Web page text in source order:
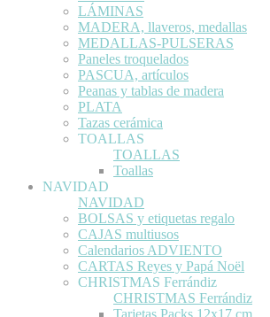
LÁMINAS
MADERA, llaveros, medallas
MEDALLAS-PULSERAS
Paneles troquelados
PASCUA, artículos
Peanas y tablas de madera
PLATA
Tazas cerámica
TOALLAS
TOALLAS
Toallas
NAVIDAD
NAVIDAD
BOLSAS y etiquetas regalo
CAJAS multiusos
Calendarios ADVIENTO
CARTAS Reyes y Papá Noël
CHRISTMAS Ferrándiz
CHRISTMAS Ferrándiz
Tarjetas Packs 12x17 cm